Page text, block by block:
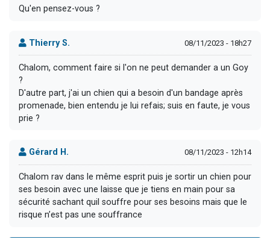
Qu'en pensez-vous ?
Thierry S. 08/11/2023 - 18h27
Chalom, comment faire si l'on ne peut demander a un Goy
?
D'autre part, j'ai un chien qui a besoin d'un bandage après
promenade, bien entendu je lui refais; suis en faute, je vous
prie ?
Gérard H. 08/11/2023 - 12h14
Chalom rav dans le même esprit puis je sortir un chien pour
ses besoin avec une laisse que je tiens en main pour sa
sécurité sachant quil souffre pour ses besoins mais que le
risque n’est pas une souffrance